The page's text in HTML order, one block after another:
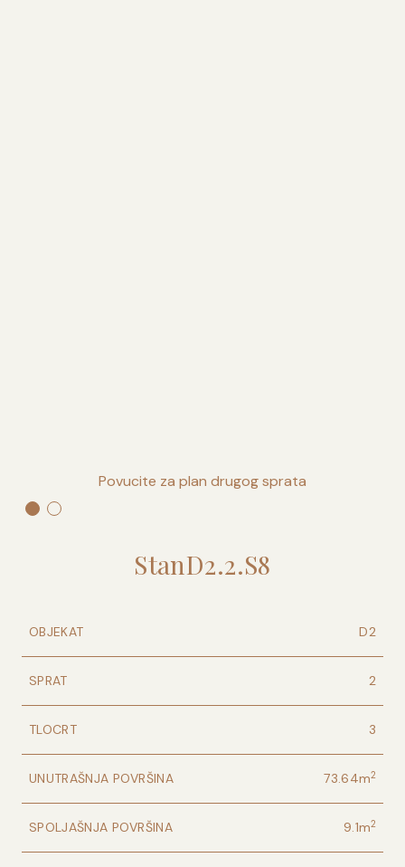
StanD2.2.S8
OBJEKAT D2
SPRAT 2
TLOCRT 3
UNUTRAŠNJA POVRŠINA 73.64m2
SPOLJAŠNJA POVRŠINA 9.1m2
Povucite za plan drugog sprata